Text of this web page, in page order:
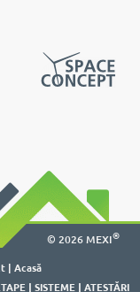
© 2026 MEXI ®
|
Acasă
ATESTĂRI